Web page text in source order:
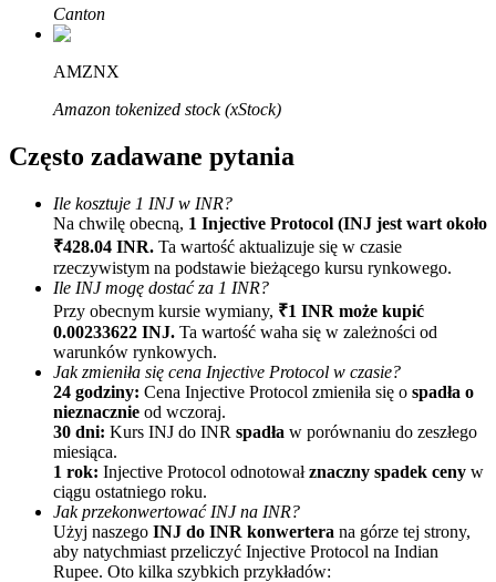
Polecaj
Zaproś przyjaciela, aby otrzymać nagrody pieniężne
BTC Welcome Rewards
BTC Welcome Rewards
Canton
AMZNX
Amazon tokenized stock (xStock)
Często zadawane pytania
Ile kosztuje 1 INJ w INR?
Na chwilę obecną, 1 Injective Protocol (INJ jest wart około
₹428.04 INR. Ta wartość aktualizuje się w czasie
rzeczywistym na podstawie bieżącego kursu rynkowego.
Ile INJ mogę dostać za 1 INR?
Przy obecnym kursie wymiany, ₹1 INR może kupić
0.00233622 INJ. Ta wartość waha się w zależności od
warunków rynkowych.
Jak zmieniła się cena Injective Protocol w czasie?
24 godziny: Cena Injective Protocol zmieniła się o spadła o
nieznacznie od wczoraj.
30 dni: Kurs INJ do INR spadła w porównaniu do zeszłego
miesiąca.
1 rok: Injective Protocol odnotowałznaczny spadek ceny w
ciągu ostatniego roku.
Jak przekonwertować INJ na INR?
Użyj naszego INJ do INR konwertera na górze tej strony,
aby natychmiast przeliczyć Injective Protocol na Indian
Rupee. Oto kilka szybkich przykładów: